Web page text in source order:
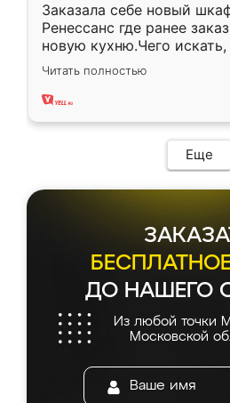
Заказала себе новый
Ренессанс где ранее
новую кухню.Чего
вполне довольна. Служит
два года, нареканий нет.
Читать полностью
Еще
ДО НАШЕГО
Из любой точки
Московской